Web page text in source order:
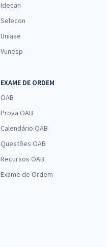
Idecan
Selecon
Uniase
Vunesp
EXAME DE ORDEM
OAB
Prova OAB
Calendário OAB
Questões OAB
Recursos OAB
Exame de Ordem